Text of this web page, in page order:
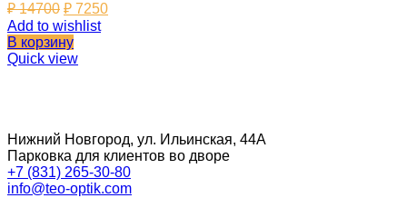
₽14700 ₽ 7250
Add to wishlist
В корзину
Quick view
Нижний Новгород, ул. Ильинская, 44А
Парковка для клиентов во дворе
+7 (831) 265-30-80
info@teo-optik.com